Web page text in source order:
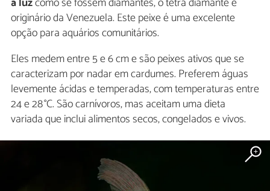
originário da Venezuela. Este peixe é uma excelente
opção para aquários comunitários.
Eles medem entre 5 e 6 cm e são peixes ativos que se
caracterizam por nadar em cardumes. Preferem águas
levemente ácidas e temperadas, com temperaturas entre
24 e 28 °C. São carnívoros, mas aceitam uma dieta
variada que inclui alimentos secos, congelados e vivos.